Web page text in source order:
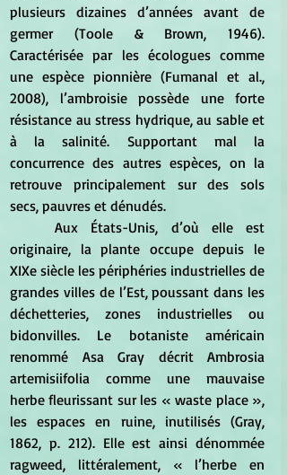
plusieurs dizaines d’années avant de
germer (Toole & Brown, 1946).
Caractérisée par les écologues comme
une espèce pionnière (Fumanal et al.,
2008), l’ambroisie possède une forte
résistance au stress hydrique, au sable et
à la salinité. Supportant mal la
concurrence des autres espèces, on la
retrouve principalement sur des sols
secs, pauvres et dénudés.
	Aux États-Unis, d’où elle est
originaire, la plante occupe depuis le
XIXe siècle les périphéries industrielles de
grandes villes de l’Est, poussant dans les
déchetteries, zones industrielles ou
bidonvilles. Le botaniste américain
renommé Asa Gray décrit Ambrosia
artemisiifolia comme une mauvaise
herbe fleurissant sur les « waste place »,
les espaces en ruine, inutilisés (Gray,
1862, p. 212). Elle est ainsi dénommée
ragweed, littéralement, « l’herbe en